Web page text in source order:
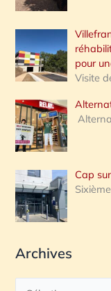
pour
Visite
Cap
Archives